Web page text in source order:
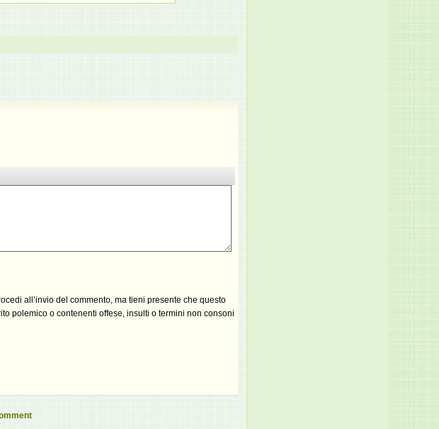
all’invio del commento, ma tieni presente che questo
polemico o contenenti offese, insulti o termini non consoni